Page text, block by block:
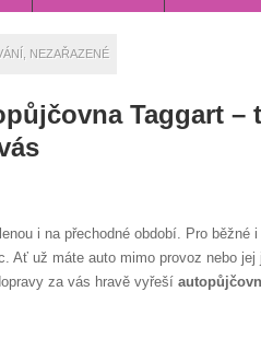
NEZAŘAZENÉ
Taggart –
i na přechodné období. Pro běžné
Ať už máte auto mimo provoz nebo
za vás hravě vyřeší